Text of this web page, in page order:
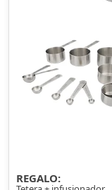
REGALO: